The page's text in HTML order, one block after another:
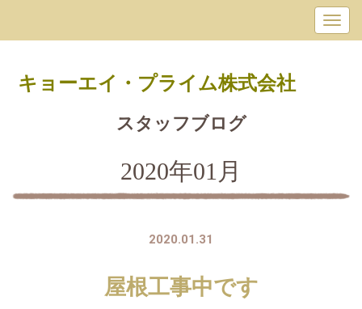
キョーエイ・プライム株式会社
スタッフブログ
2020年01月
2020.01.31
屋根工事中です